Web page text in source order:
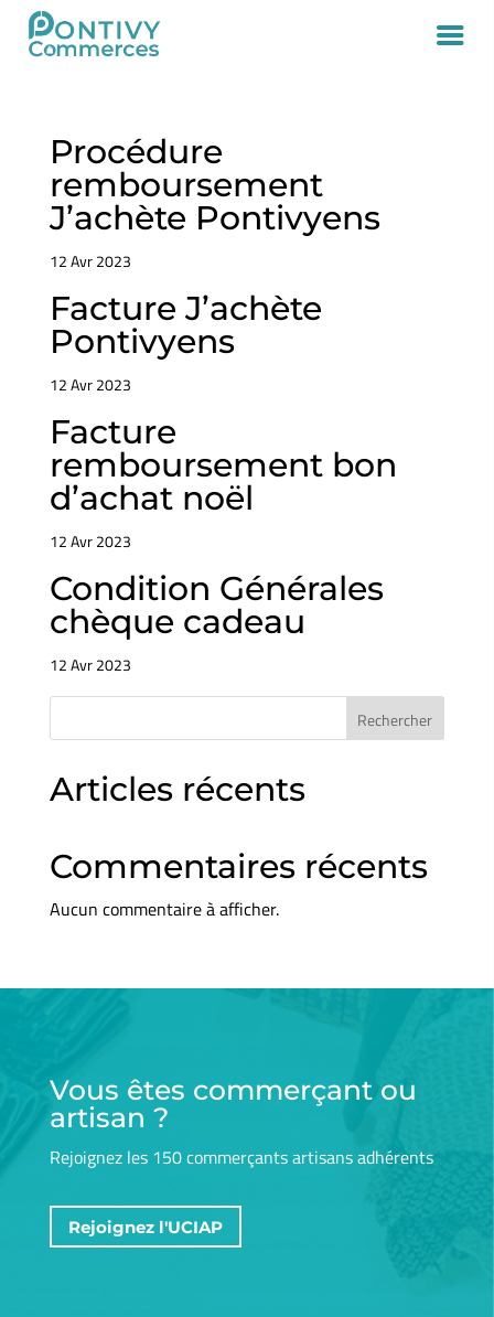
Procédure
remboursement
J’achète Pontivyens
12 Avr 2023
Facture J’achète
Pontivyens
12 Avr 2023
Facture
remboursement bon
d’achat noël
12 Avr 2023
Condition Générales
chèque cadeau
12 Avr 2023
Rechercher
Articles récents
Commentaires récents
Aucun commentaire à afficher.
Vous êtes commerçant ou
artisan ?
Rejoignez les 150 commerçants artisans adhérents
Rejoignez l'UCIAP